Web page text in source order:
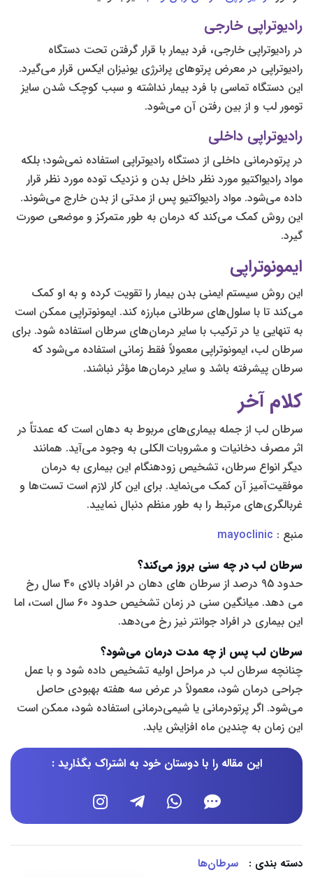
رادیوتراپی خارجی
در رادیوتراپی خارجی، فرد بیمار با قرار گرفتن تحت دستگاه
رادیوتراپی در معرض پرتوهای پرانرژی یونیزان ایکس قرار می‌گیرد.
این دستگاه تماسی با فرد بیمار نداشته و سبب کوچک شدن سایز
تومور لب و از بین رفتن آن می‌شود.
رادیوتراپی داخلی
در پرتودرمانی داخلی از دستگاه رادیوتراپی استفاده نمی‌شود؛ بلکه
مواد رادیواکتیو مورد نظر داخل بدن و نزدیک توده مورد نظر قرار
داده می‌شود. مواد رادیواکتیو پس از مدتی از بدن خارج می‌شوند.
این روش کمک می‌کند که درمان به طور متمرکز و موضعی صورت
گیرد.
ایمونوتراپی
این روش سیستم ایمنی بدن بیمار را تقویت کرده و به او کمک
می‌کند تا با سلول‌های سرطانی مبارزه کند. ایمونوتراپی ممکن است
به تنهایی یا در ترکیب با سایر درمان‌های سرطان استفاده شود. برای
سرطان لب، ایمونوتراپی معمولاً فقط زمانی استفاده می‌شود که
سرطان پیشرفته باشد و سایر درمان‌ها مؤثر نباشند.
کلام آخر
سرطان لب از جمله بیماری‌های مربوط به دهان است که عمدتاً در
اثر مصرف دخانیات و مشروبات الکلی به وجود می‌آید. همانند
دیگر انواع سرطان، تشخیص زودهنگام این بیماری به درمان
موفقیت‌آمیز آن کمک می‌نماید. برای این کار لازم است تست‌ها و
غربالگری‌های مرتبط را به طور منظم دنبال نمایید.
منبع : mayoclinic
سرطان لب در چه سنی بروز می‌کند؟
حدود 95 درصد از سرطان های دهان در افراد بالای 40 سال رخ
می دهد. میانگین سنی در زمان تشخیص حدود 60 سال است، اما
این بیماری در افراد جوانتر نیز رخ می‌دهد.
سرطان لب پس از چه مدت درمان می‌شود؟
چنانچه سرطان لب در مراحل اولیه تشخیص داده شود و با عمل
جراحی درمان شود، معمولاً در عرض سه هفته بهبودی حاصل
می‌شود. اگر پرتودرمانی یا شیمی‌درمانی استفاده شود، ممکن است
این زمان به چندین ماه افزایش یابد.
این مقاله را با دوستان خود به اشتراک بگذارید :
دسته بندی : سرطان‌ها